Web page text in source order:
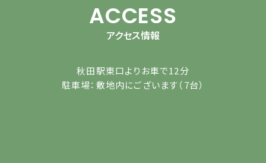
ACCESS
アクセス情報
秋田駅東口よりお車で12分
駐車場：敷地内にございます（7台）